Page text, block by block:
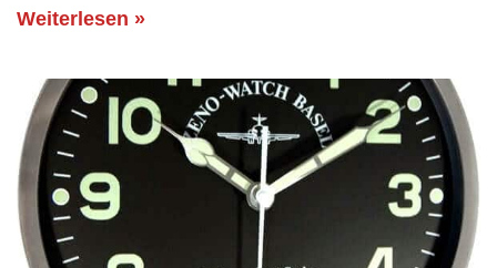
Weiterlesen »